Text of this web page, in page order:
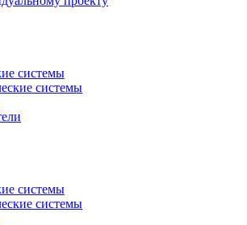
системы
системы
системы
системы